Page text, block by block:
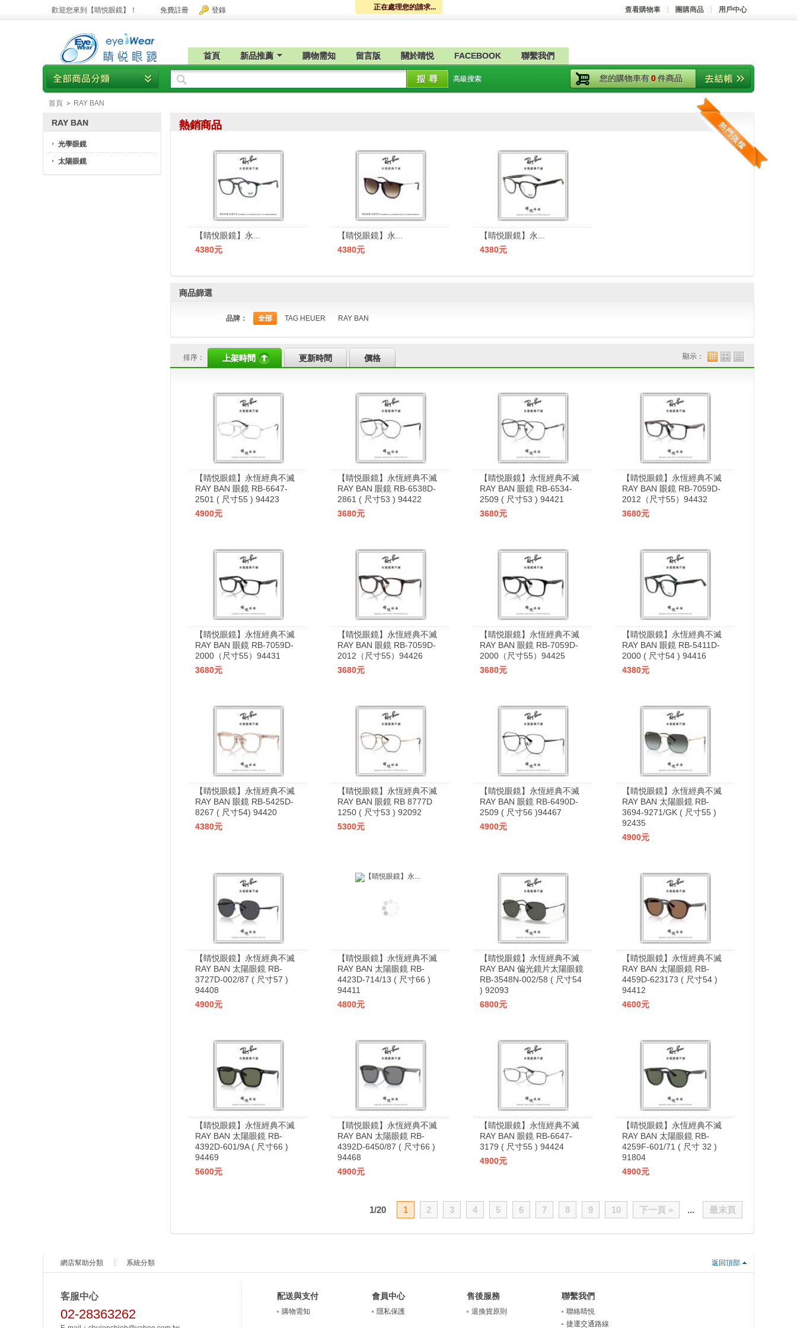
歡迎您來到【睛悦眼鏡】！ 免費註冊 登錄 查看購物車 團購商品 用戶中心
您的購物車有0件商品
高級搜索
首頁 新品推薦 購物需知 留言版 關於睛悦 FACEBOOK 聯繫我們
首頁 > RAY BAN
熱銷商品
【睛悅眼鏡】永...
4380元
【睛悦眼鏡】永...
4380元
【睛悦眼鏡】永...
4380元
商品篩選
品牌： 全部 TAG HEUER RAY BAN
排序： 上架時間 更新時間 價格 顯示：
【睛悦眼鏡】永恆經典不滅
RAY BAN 眼鏡 RB-6647-
2501 ( 尺寸55 ) 94423
4900元
【睛悦眼鏡】永恆經典不滅
RAY BAN 眼鏡 RB-6538D-
2861 ( 尺寸53 ) 94422
3680元
【睛悦眼鏡】永恆經典不滅
RAY BAN 眼鏡 RB-6534-
2509 ( 尺寸53 ) 94421
3680元
【睛悦眼鏡】永恆經典不滅
RAY BAN 眼鏡 RB-7059D-
2012（尺寸55）94432
3680元
【睛悦眼鏡】永恆經典不滅
RAY BAN 眼鏡 RB-7059D-
2000（尺寸55）94431
3680元
【睛悦眼鏡】永恆經典不滅
RAY BAN 眼鏡 RB-7059D-
2012（尺寸55）94426
3680元
【睛悦眼鏡】永恆經典不滅
RAY BAN 眼鏡 RB-7059D-
2000（尺寸55）94425
3680元
【睛悦眼鏡】永恆經典不滅
RAY BAN 眼鏡 RB-5411D-
2000 ( 尺寸54 ) 94416
4380元
【睛悦眼鏡】永恆經典不滅
RAY BAN 眼鏡 RB-5425D-
8267 ( 尺寸54) 94420
4380元
【睛悦眼鏡】永恆經典不滅
RAY BAN 眼鏡 RB 8777D
1250 ( 尺寸53 ) 92092
5300元
【睛悦眼鏡】永恆經典不滅
RAY BAN 眼鏡 RB-6490D-
2509 ( 尺寸56 )94467
4900元
【睛悦眼鏡】永恆經典不滅
RAY BAN 太陽眼鏡 RB-
3694-9271/GK ( 尺寸55 )
92435
4900元
【睛悦眼鏡】永恆經典不滅
RAY BAN 太陽眼鏡 RB-
3727D-002/87 ( 尺寸57 )
94408
4900元
【睛悦眼鏡】永恆經典不滅
RAY BAN 太陽眼鏡 RB-
4423D-714/13 ( 尺寸66 )
94411
4800元
【睛悦眼鏡】永恆經典不滅
RAY BAN 偏光鏡片太陽眼鏡
RB-3548N-002/58 ( 尺寸54
) 92093
6800元
【睛悦眼鏡】永恆經典不滅
RAY BAN 太陽眼鏡 RB-
4459D-623173 ( 尺寸54 )
94412
4600元
【睛悦眼鏡】永恆經典不滅
RAY BAN 太陽眼鏡 RB-
4392D-601/9A ( 尺寸66 )
94469
5600元
【睛悦眼鏡】永恆經典不滅
RAY BAN 太陽眼鏡 RB-
4392D-6450/87 ( 尺寸66 )
94468
4900元
【睛悦眼鏡】永恆經典不滅
RAY BAN 眼鏡 RB-6647-
3179 ( 尺寸55 ) 94424
4900元
【睛悦眼鏡】永恆經典不滅
RAY BAN 太陽眼鏡 RB-
4259F-601/71 ( 尺寸 32 )
91804
4900元
1/20 1 2 3 4 5 6 7 8 9 10 下一頁 » ... 最末頁
RAY BAN
光學眼鏡
太陽眼鏡
網店幫助分類 系統分類 返回頂部
客服中心
02-28363262
配送與支付
購物需知
會員中心
隱私保護
售後服務
退換貨原則
聯繫我們
聯絡睛悦
捷運交通路線
正在處理您的請求...